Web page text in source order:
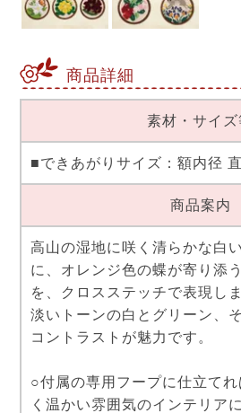
商品詳細
素材・サイズ
■できあがりサイズ：額内径
商品案内
高山の湿地に咲く清らかな白
に、オレンジ色の蝶が寄り添
を、クロスステッチで表現しま
淡いトーンの白とグリーン、
コントラストが魅力です。
○付属の専用フープに仕立て
く温かい雰囲気のインテリア